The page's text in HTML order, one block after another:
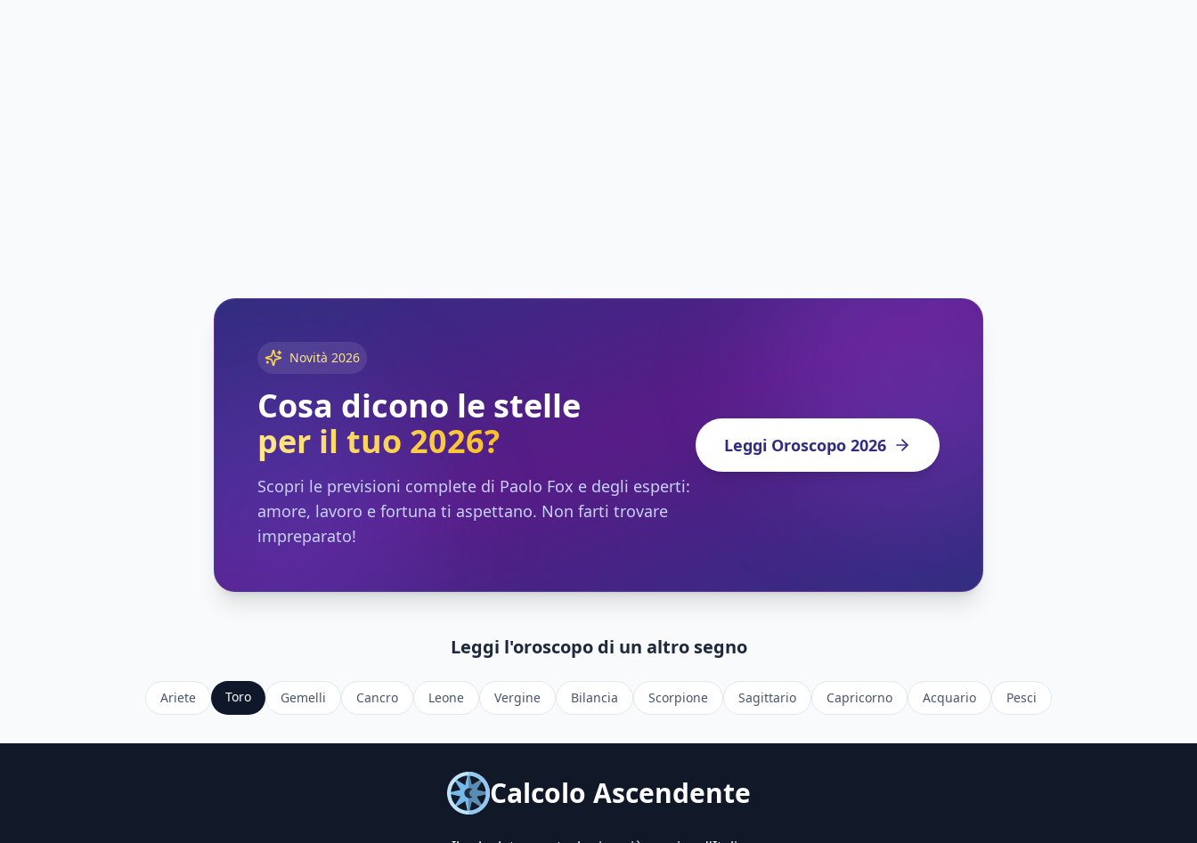
Novità 2026
Cosa dicono le stelle
per il tuo 2026?
Scopri le previsioni complete di Paolo Fox e degli esperti:
amore, lavoro e fortuna ti aspettano. Non farti trovare
impreparato!
Leggi Oroscopo 2026
Leggi l'oroscopo di un altro segno
Ariete Toro Gemelli Cancro Leone Vergine Bilancia Scorpione Sagittario Capricorno Acquario Pesci
Calcolo Ascendente